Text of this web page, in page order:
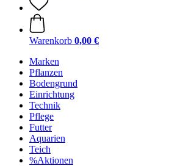
Warenkorb 0,00 €
Marken
Pflanzen
Bodengrund
Einrichtung
Technik
Pflege
Futter
Aquarien
Teich
%Aktionen